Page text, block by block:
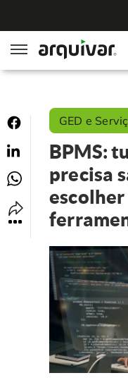
ArqSign
Gestão de
Digitalização
Software para
Automação de
Educação
Segmentos
RH Digital
Agronegócio
Hospitais e
Instituições de
Institucional
Sobre Nós
Cases de Sucesso
Nossas Unidades
O QUE NOS
GED e
BPMS:
precisa